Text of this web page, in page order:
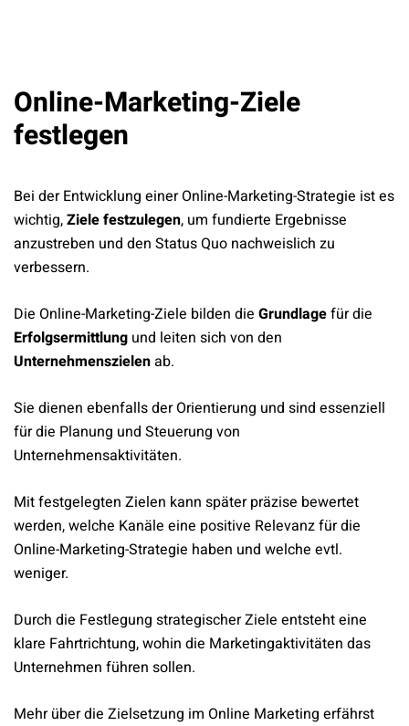
Online-Marketing-Ziele
festlegen
Bei der Entwicklung einer Online-Marketing-Strategie ist es
wichtig,Ziele festzulegen, um fundierte Ergebnisse
anzustreben und den Status Quo nachweislich zu
verbessern.
Die Online-Marketing-Ziele bilden die Grundlagefür die
Erfolgsermittlung und leiten sich von den
Unternehmenszielenab.
Sie dienen ebenfalls der Orientierung und sind essenziell
für die Planung und Steuerung von
Unternehmensaktivitäten.
Mit festgelegten Zielen kann später präzise bewertet
werden, welche Kanäle eine positive Relevanz für die
Online-Marketing-Strategie haben und welche evtl.
weniger.
Durch die Festlegung strategischer Ziele entsteht eine
klare Fahrtrichtung, wohin die Marketingaktivitäten das
Unternehmen führen sollen.
Mehr über die Zielsetzung im Online Marketing erfährst